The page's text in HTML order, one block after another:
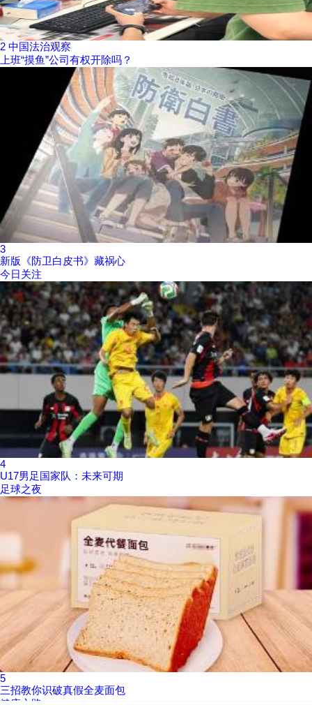
2 中国法治观察
上班“摸鱼”公司有权开除吗？
3
新版《防卫白皮书》藏祸心
今日关注
4
U17男足国家队：未来可期
足球之夜
5
三招教你识破真假全麦面包